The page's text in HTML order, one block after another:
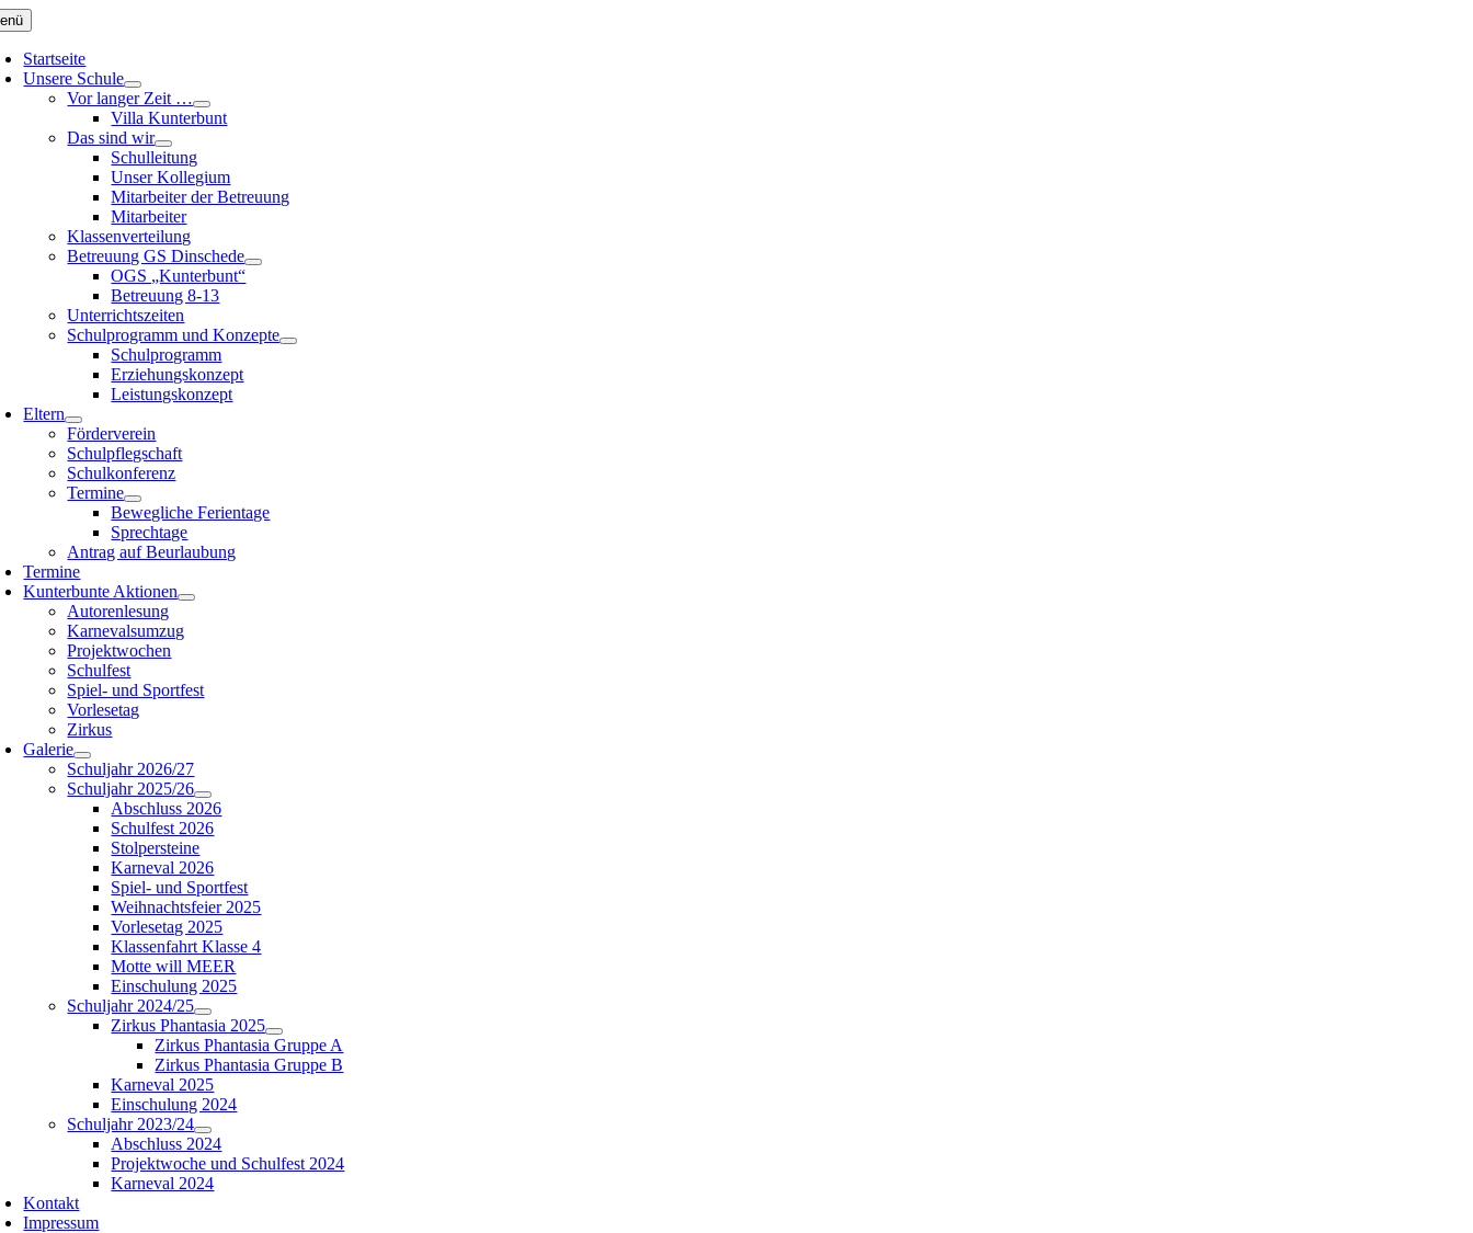
Zum
Inhalt
springen
Startseite
Unsere Schule
Vor langer Zeit …
Villa Kunterbunt
Das sind wir
Schulleitung
Unser Kollegium
Mitarbeiter der Betreuung
Mitarbeiter
Klassenverteilung
Betreuung GS Dinschede
OGS „Kunterbunt“
Betreuung 8-13
Unterrichtszeiten
Schulprogramm und Konzepte
Schulprogramm
Erziehungskonzept
Leistungskonzept
Eltern
Förderverein
Schulpflegschaft
Schulkonferenz
Termine
Bewegliche Ferientage
Sprechtage
Antrag auf Beurlaubung
Termine
Kunterbunte Aktionen
Autorenlesung
Karnevalsumzug
Projektwochen
Schulfest
Spiel- und Sportfest
Vorlesetag
Zirkus
Galerie
Schuljahr 2026/27
Schuljahr 2025/26
Abschluss 2026
Schulfest 2026
Stolpersteine
Karneval 2026
Spiel- und Sportfest
Weihnachtsfeier 2025
Vorlesetag 2025
Klassenfahrt Klasse 4
Motte will MEER
Einschulung 2025
Schuljahr 2024/25
Zirkus Phantasia 2025
Zirkus Phantasia Gruppe A
Zirkus Phantasia Gruppe B
Karneval 2025
Einschulung 2024
Schuljahr 2023/24
Abschluss 2024
Projektwoche und Schulfest 2024
Karneval 2024
Kontakt
Impressum